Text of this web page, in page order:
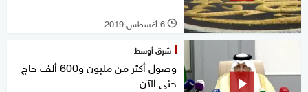
l 6 أغسطس 2019
شرق أوسط
وصول أكثر من مليون و600 ألف حاج
حتى الآن